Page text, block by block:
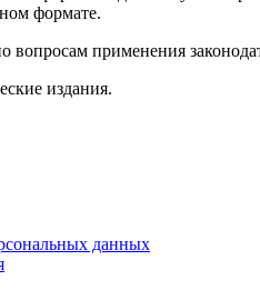
формате.
вопросам применения
издания.
данных